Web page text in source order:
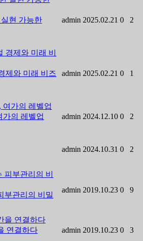
현 가능한
admin 2025.02.21 0 2
제와 미래 비즈
admin 2025.02.21 0 1
가의 레벨업
admin 2024.12.10 0 2
admin 2024.10.31 0 2
부관리의 비밀
admin 2019.10.23 0 9
연결하다
admin 2019.10.23 0 3